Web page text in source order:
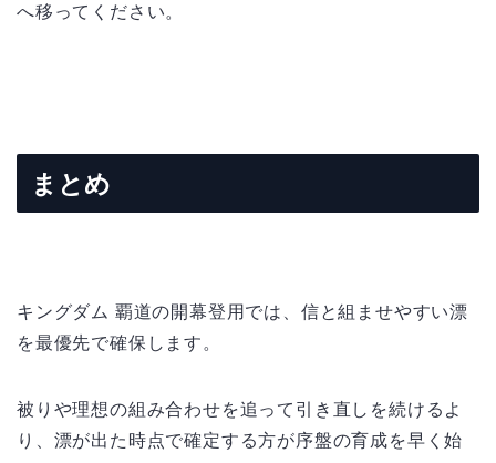
へ移ってください。
まとめ
キングダム 覇道の開幕登用では、信と組ませやすい漂
を最優先で確保します。
被りや理想の組み合わせを追って引き直しを続けるよ
り、漂が出た時点で確定する方が序盤の育成を早く始